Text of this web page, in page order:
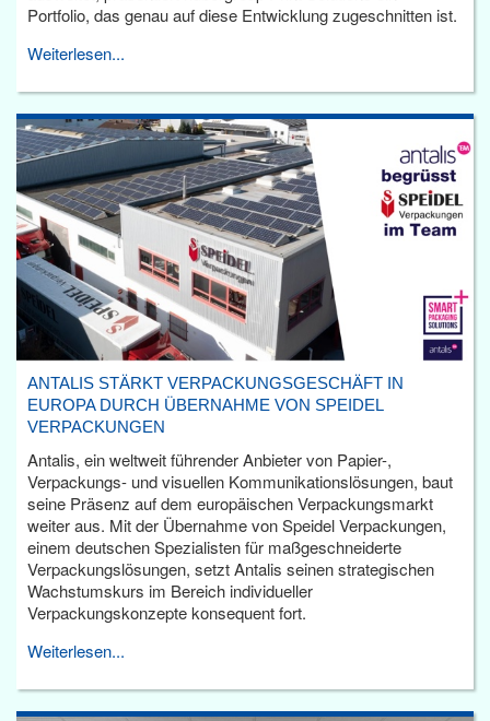
Portfolio, das genau auf diese Entwicklung zugeschnitten ist.
Weiterlesen...
ANTALIS STÄRKT VERPACKUNGSGESCHÄFT IN
EUROPA DURCH ÜBERNAHME VON SPEIDEL
VERPACKUNGEN
Antalis, ein weltweit führender Anbieter von Papier-,
Verpackungs- und visuellen Kommunikationslösungen, baut
seine Präsenz auf dem europäischen Verpackungsmarkt
weiter aus. Mit der Übernahme von Speidel Verpackungen,
einem deutschen Spezialisten für maßgeschneiderte
Verpackungslösungen, setzt Antalis seinen strategischen
Wachstumskurs im Bereich individueller
Verpackungskonzepte konsequent fort.
Weiterlesen...